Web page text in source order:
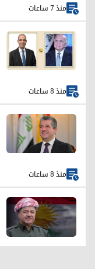
منذ 7 ساعات
منذ 8 ساعات
منذ 8 ساعات